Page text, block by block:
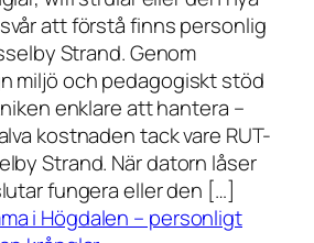
att förstå finns personlig
Strand. Genom
miljö och pedagogiskt stöd
enklare att hantera –
kostnaden tack vare RUT-
Strand. När datorn låser
fungera eller den […]
i Högdalen – personligt